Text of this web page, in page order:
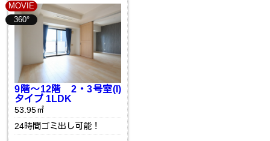
MOVIE
360°
9階〜12階 2・3号室(I)
タイプ 1LDK
53.95㎡
24時間ゴミ出し可能！